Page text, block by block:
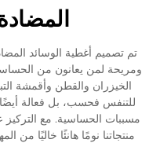
تم تصميم أغطية الوسائد
ومريحة لمن يعانون من
الخيزران والقطن وأقمشة
للتنفس فحسب، بل فعالة
مسببات الحساسية. مع التركيز
منتجاتنا نومًا هانئًا خاليًا من